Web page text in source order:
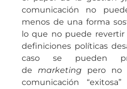
comunicación no
menos de una forma
lo que no puede
definiciones políticas
caso se pueden
de marketing pero no
comunicación